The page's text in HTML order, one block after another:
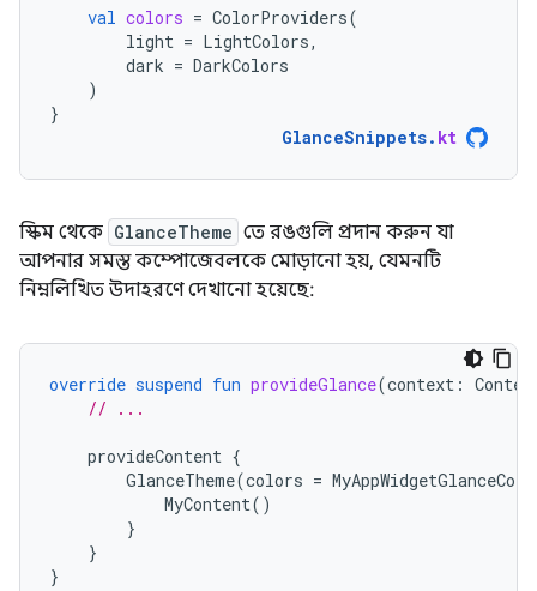
val colors = ColorProviders(
light = LightColors,
dark = DarkColors
)
}
GlanceSnippets. kt
স্কিম থেকে GlanceTheme তে রঙগুলি প্রদান করুন যা
আপনার সমস্ত কম্পোজেবলকে মোড়ানো হয়, যেমনটি
নিম্নলিখিত উদাহরণে দেখানো হয়েছে:
override suspend fun provideGlance(context :
// ...
provideContent {
GlanceTheme(colors =
MyContent()
}
}
}